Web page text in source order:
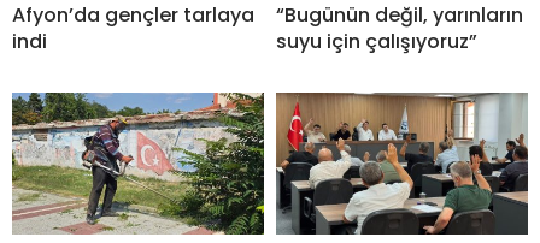
Afyon’da gençler tarlaya
indi
“Bugünün değil, yarınların
suyu için çalışıyoruz”